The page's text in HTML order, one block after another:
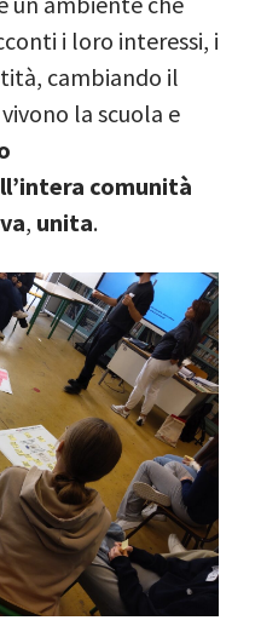
i loro interessi, i
cambiando il
la scuola e
comunità
, unita.